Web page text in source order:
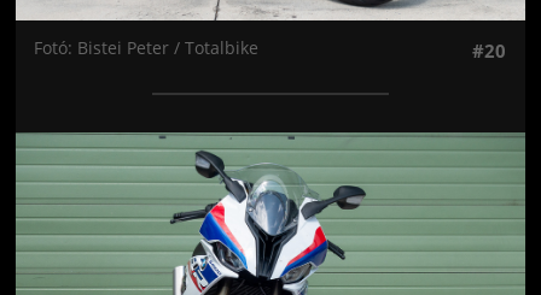
Fotó: Bistei Peter / Totalbike #20
Jön még kép!